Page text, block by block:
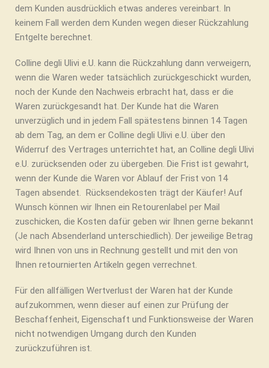
dem Kunden ausdrücklich etwas anderes vereinbart. In
keinem Fall werden dem Kunden wegen dieser Rückzahlung
Entgelte berechnet.
Colline degli Ulivi e.U. kann die Rückzahlung dann verweigern,
wenn die Waren weder tatsächlich zurückgeschickt wurden,
noch der Kunde den Nachweis erbracht hat, dass er die
Waren zurückgesandt hat. Der Kunde hat die Waren
unverzüglich und in jedem Fall spätestens binnen 14 Tagen
ab dem Tag, an dem er Colline degli Ulivi e.U. über den
Widerruf des Vertrages unterrichtet hat, an Colline degli Ulivi
e.U. zurücksenden oder zu übergeben. Die Frist ist gewahrt,
wenn der Kunde die Waren vor Ablauf der Frist von 14
Tagen absendet. Rücksendekosten trägt der Käufer! Auf
Wunsch können wir Ihnen ein Retourenlabel per Mail
zuschicken, die Kosten dafür geben wir Ihnen gerne bekannt
(Je nach Absenderland unterschiedlich). Der jeweilige Betrag
wird Ihnen von uns in Rechnung gestellt und mit den von
Ihnen retournierten Artikeln gegen verrechnet.
Für den allfälligen Wertverlust der Waren hat der Kunde
aufzukommen, wenn dieser auf einen zur Prüfung der
Beschaffenheit, Eigenschaft und Funktionsweise der Waren
nicht notwendigen Umgang durch den Kunden
zurückzuführen ist.